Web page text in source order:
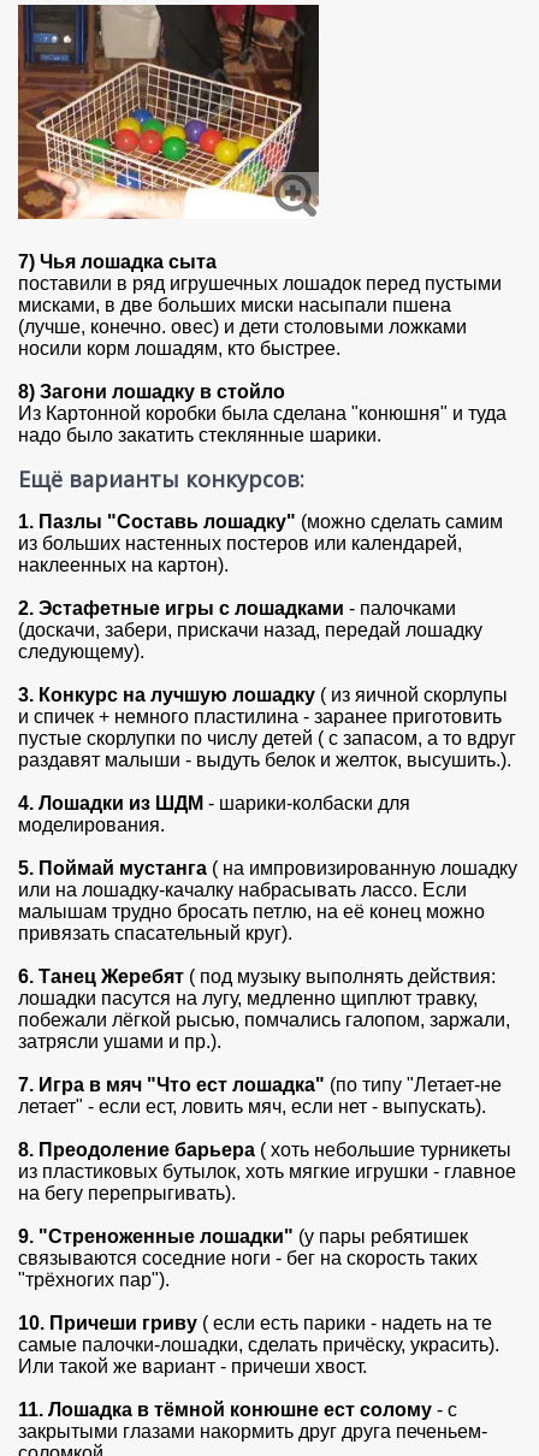
7) Чья лошадка сыта
поставили в ряд игрушечных лошадок перед пустыми
мисками, в две больших миски насыпали пшена
(лучше, конечно. овес) и дети столовыми ложками
носили корм лошадям, кто быстрее.
8) Загони лошадку в стойло
Из Картонной коробки была сделана "конюшня" и туда
надо было закатить стеклянные шарики.
Ещё варианты конкурсов:
1. Пазлы "Составь лошадку" (можно сделать самим
из больших настенных постеров или календарей,
наклеенных на картон).
2. Эстафетные игры с лошадками - палочками
(доскачи, забери, прискачи назад, передай лошадку
следующему).
3. Конкурс на лучшую лошадку ( из яичной скорлупы
и спичек + немного пластилина - заранее приготовить
пустые скорлупки по числу детей ( с запасом, а то вдруг
раздавят малыши - выдуть белок и желток, высушить.).
4. Лошадки из ШДМ - шарики-колбаски для
моделирования.
5. Поймай мустанга ( на импровизированную лошадку
или на лошадку-качалку набрасывать лассо. Если
малышам трудно бросать петлю, на её конец можно
привязать спасательный круг).
6. Танец Жеребят ( под музыку выполнять действия:
лошадки пасутся на лугу, медленно щиплют травку,
побежали лёгкой рысью, помчались галопом, заржали,
затрясли ушами и пр.).
7. Игра в мяч "Что ест лошадка" (по типу "Летает-не
летает" - если ест, ловить мяч, если нет - выпускать).
8. Преодоление барьера ( хоть небольшие турникеты
из пластиковых бутылок, хоть мягкие игрушки - главное
на бегу перепрыгивать).
9. "Стреноженные лошадки" (у пары ребятишек
связываются соседние ноги - бег на скорость таких
"трёхногих пар").
10. Причеши гриву ( если есть парики - надеть на те
самые палочки-лошадки, сделать причёску, украсить).
Или такой же вариант - причеши хвост.
11. Лошадка в тёмной конюшне ест солому - с
закрытыми глазами накормить друг друга печеньем-